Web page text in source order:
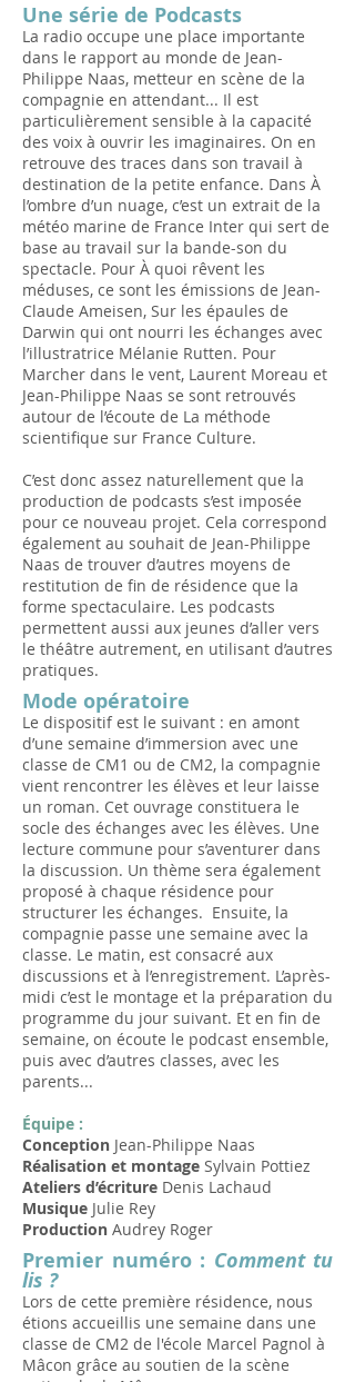
Une série de Podcasts
La radio occupe une place importante
dans le rapport au monde de Jean-
Philippe Naas, metteur en scène de la
compagnie en attendant... Il est
particulièrement sensible à la capacité
des voix à ouvrir les imaginaires. On en
retrouve des traces dans son travail à
destination de la petite enfance. Dans À
l’ombre d’un nuage, c’est un extrait de la
météo marine de France Inter qui sert de
base au travail sur la bande-son du
spectacle. Pour À quoi rêvent les
méduses, ce sont les émissions de Jean-
Claude Ameisen, Sur les épaules de
Darwin qui ont nourri les échanges avec
l’illustratrice Mélanie Rutten. Pour
Marcher dans le vent, Laurent Moreau et
Jean-Philippe Naas se sont retrouvés
autour de l’écoute de La méthode
scientifique sur France Culture.
C’est donc assez naturellement que la
production de podcasts s’est imposée
pour ce nouveau projet. Cela correspond
également au souhait de Jean-Philippe
Naas de trouver d’autres moyens de
restitution de fin de résidence que la
forme spectaculaire. Les podcasts
permettent aussi aux jeunes d’aller vers
le théâtre autrement, en utilisant d’autres
pratiques.​​
Mode opératoire
Le dispositif est le suivant : en amont
d’une semaine d’immersion avec une
classe de CM1 ou de CM2, la compagnie
vient rencontrer les élèves et leur laisse
un roman. Cet ouvrage constituera le
socle des échanges avec les élèves. Une
lecture commune pour s’aventurer dans
la discussion. Un thème sera également
proposé à chaque résidence pour
structurer les échanges. Ensuite, la
compagnie passe une semaine avec la
classe. Le matin, est consacré aux
discussions et à l’enregistrement. L’après-
midi c’est le montage et la préparation du
programme du jour suivant. Et en fin de
semaine, on écoute le podcast ensemble,
puis avec d’autres classes, avec les
parents...​​​​
Équipe :
Conception Jean-Philippe Naas
Réalisation et montage Sylvain Pottiez
Ateliers d’écriture Denis Lachaud
Musique Julie Rey
Production Audrey Roger
Premier numéro : Comment tu
lis ?
Lors de cette première résidence, nous
étions accueillis une semaine dans une
classe de CM2 de l'école Marcel Pagnol à
Mâcon grâce au soutien de la scène